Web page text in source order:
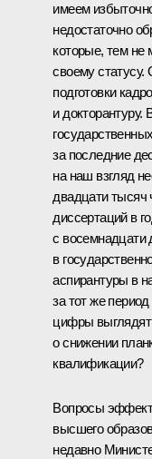
имеем
недостаточно
которые, тем не
своему статусу.
подготовки
и докторантуру.
за последние
на наш взгляд
двадцати тысяч
диссертаций в
с восемнадцати
в
аспирантуры в
за тот же
цифры выглядят
о снижении
квалификации?
Вопросы
высшего
недавно